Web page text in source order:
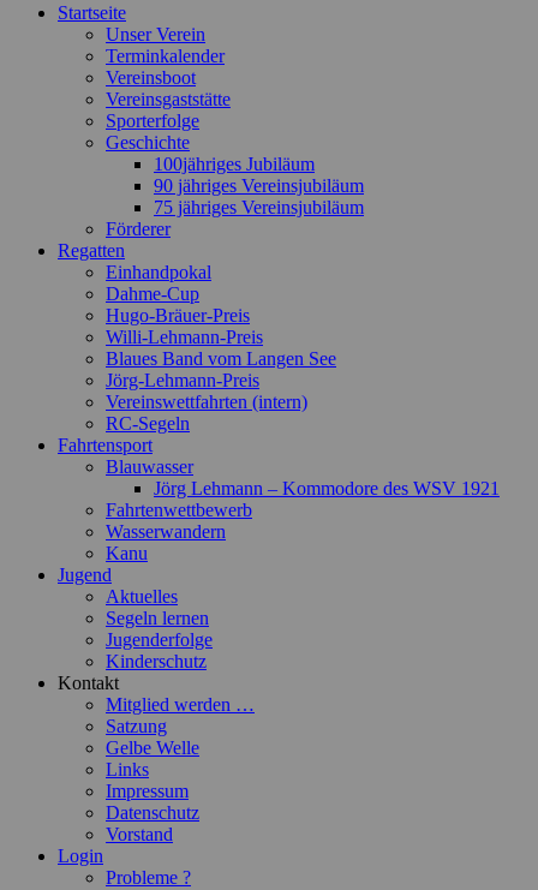
Zum
Startseite
Unser Verein
Terminkalender
Vereinsboot
Vereinsgaststätte
Sporterfolge
Geschichte
100jähriges Jubiläum
90 jähriges Vereinsjubiläum
75 jähriges Vereinsjubiläum
Förderer
Regatten
Einhandpokal
Dahme-Cup
Hugo-Bräuer-Preis
Willi-Lehmann-Preis
Blaues Band vom Langen See
Jörg-Lehmann-Preis
Vereinswettfahrten (intern)
RC-Segeln
Fahrtensport
Blauwasser
Jörg Lehmann – Kommodore des WSV 1921
Fahrtenwettbewerb
Wasserwandern
Kanu
Jugend
Aktuelles
Segeln lernen
Jugenderfolge
Kinderschutz
Kontakt
Mitglied werden …
Satzung
Gelbe Welle
Links
Impressum
Datenschutz
Vorstand
Login
Probleme ?